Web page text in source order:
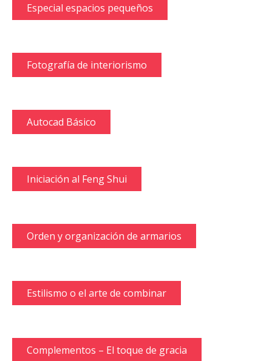
Especial espacios pequeños
Fotografía de interiorismo
Autocad Básico
Iniciación al Feng Shui
Orden y organización de armarios
Estilismo o el arte de combinar
Complementos – El toque de gracia